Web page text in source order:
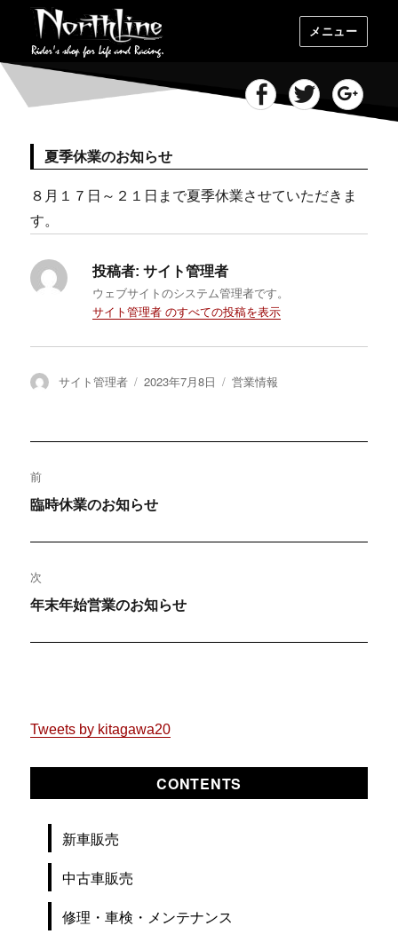
メニュー
FacebookTwitter
夏季休業のお知らせ
８月１７日～２１日まで夏季休業させていただきま
す。
投稿者: サイト管理者
ウェブサイトのシステム管理者です。
サイト管理者 のすべての投稿を表示
投
サイト管理者
投
2023年7月8日
カ
営業情報
稿
ナ
ビ
ゲ
ー
ョ
前
過
投
稿:
臨時休業のお知らせ
次
次
年末年始営業のお知らせ
Tweets by kitagawa20
CONTENTS
新車販売
中古車販売
修理・車検・メンテナンス